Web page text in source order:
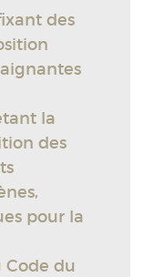
des
la
des
pour la
Code du